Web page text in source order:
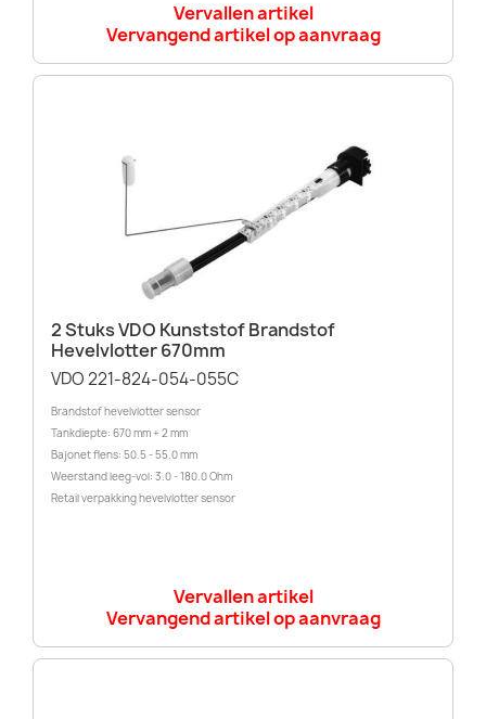
Vervallen artikel
Vervangend artikel op aanvraag
2 Stuks VDO Kunststof Brandstof
Hevelvlotter 670mm
VDO 221-824-054-055C
Brandstof hevelvlotter sensor
Tankdiepte: 670 mm + 2 mm
Bajonet flens: 50.5 - 55.0 mm
Weerstand leeg-vol: 3.0 - 180.0 Ohm
Retail verpakking hevelvlotter sensor
Vervallen artikel
Vervangend artikel op aanvraag